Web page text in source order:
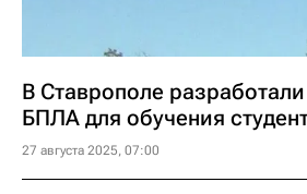
В Ставрополе
БПЛА для обучения
27 августа 2025, 07:00